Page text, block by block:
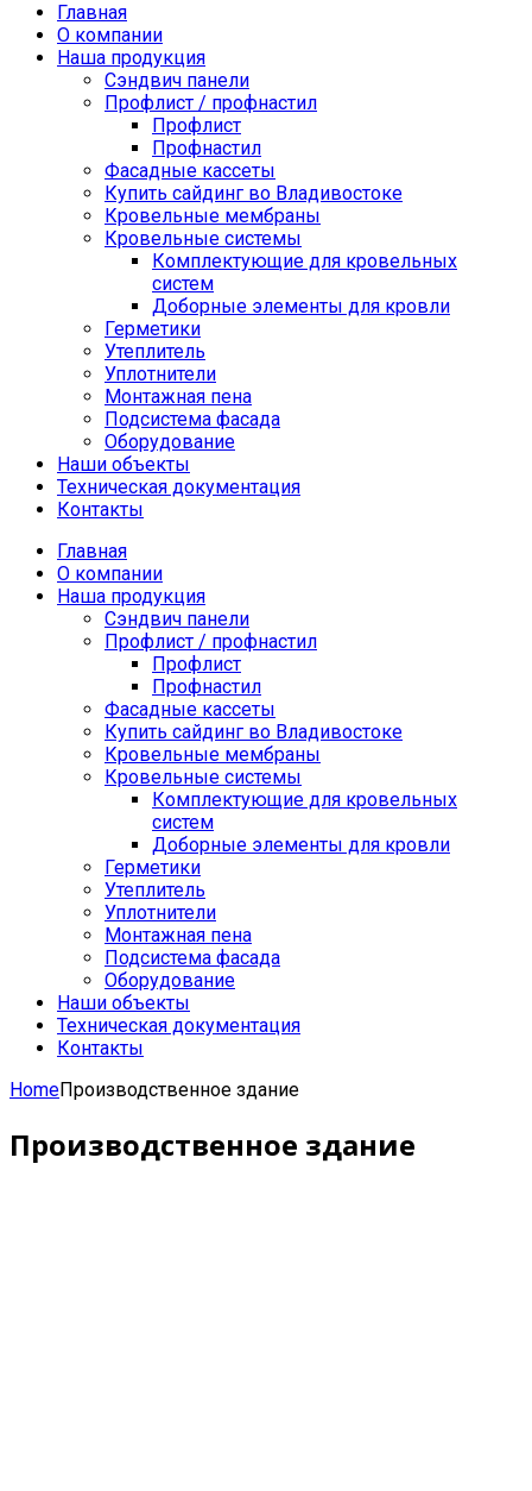
Главная
О компании
Наша продукция
Сэндвич панели
Профлист / профнастил
Профлист
Профнастил
Фасадные кассеты
Купить сайдинг во Владивостоке
Кровельные мембраны
Кровельные системы
Комплектующие для кровельных
систем
Доборные элементы для кровли
Герметики
Утеплитель
Уплотнители
Монтажная пена
Подсистема фасада
Оборудование
Наши объекты
Техническая документация
Контакты
Главная
О компании
Наша продукция
Сэндвич панели
Профлист / профнастил
Профлист
Профнастил
Фасадные кассеты
Купить сайдинг во Владивостоке
Кровельные мембраны
Кровельные системы
Комплектующие для кровельных
систем
Доборные элементы для кровли
Герметики
Утеплитель
Уплотнители
Монтажная пена
Подсистема фасада
Оборудование
Наши объекты
Техническая документация
Контакты
HomeПроизводственное здание
Производственное здание